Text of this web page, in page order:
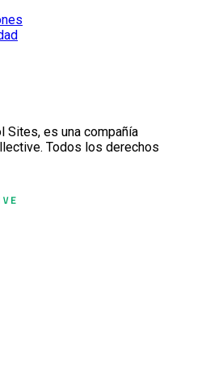
Sites, es una compañía
Todos los derechos